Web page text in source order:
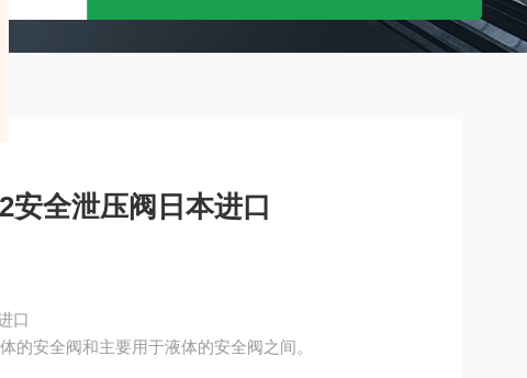
安全泄压阀日本进口
口
的安全阀和主要用于液体的安全阀之间。